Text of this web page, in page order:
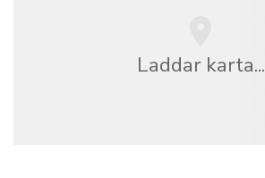
Laddar karta...